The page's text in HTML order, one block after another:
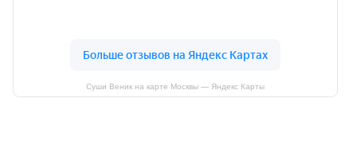
Суши Веник на карте Москвы — Яндекс Карты